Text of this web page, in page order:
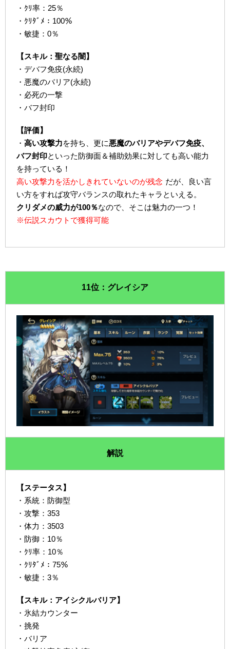
・ｸﾘ率：25％
・ｸﾘﾀﾞﾒ：100％
・敏捷：0％
【スキル：聖なる闇】
・デバフ免疫(永続)
・悪魔のバリア(永続)
・必死の一撃
・バフ封印
【評価】
・高い攻撃力を持ち、更に悪魔のバリアやデバフ免疫、
バフ封印といった防御面＆補助効果に対しても高い能力
を持っている！
高い攻撃力を活かしきれていないのが残念 だが、良い言
い方をすれば攻守バランスの取れたキャラといえる。
クリダメの威力が100％なので、そこは魅力の一つ！
※伝説スカウトで獲得可能
11位：グレイシア
解説
【ステータス】
・系統：防御型
・攻撃：353
・体力：3503
・防御：10％
・ｸﾘ率：10％
・ｸﾘﾀﾞﾒ：75％
・敏捷：3％
【スキル：アイシクルバリア】
・氷結カウンター
・挑発
・バリア